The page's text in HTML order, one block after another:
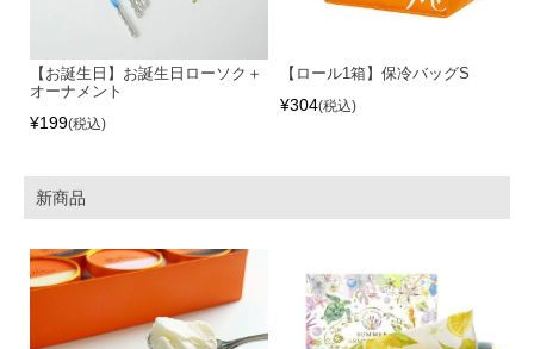
【お誕生日】お誕生日ローソク＋
オーナメント
¥199 税込
【ロール1箱】保冷バッグS
¥304 税込
新商品